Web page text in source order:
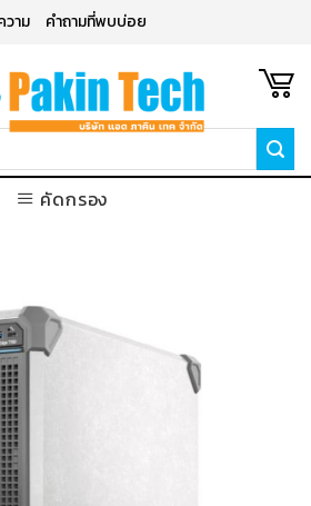
วาม คำถามที่พบบ่อย
คัดกรอง